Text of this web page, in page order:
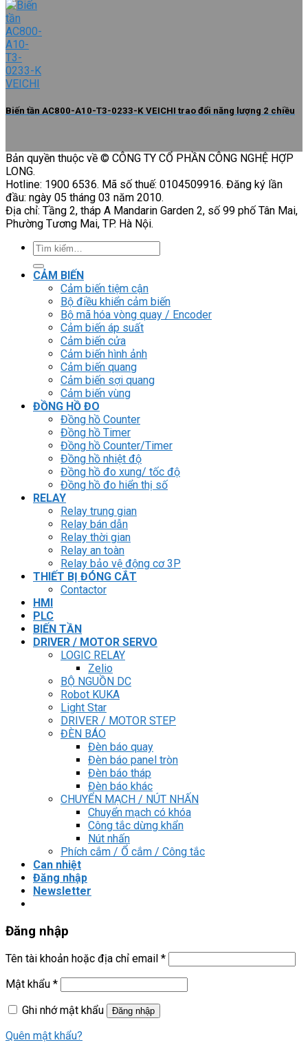
Biến tần AC800-A10-T3-0233-K VEICHI trao đổi năng lượng 2 chiều
Bản quyền thuộc về © CÔNG TY CỔ PHẦN CÔNG NGHỆ HỢP
LONG.
Hotline: 1900 6536. Mã số thuế: 0104509916. Đăng ký lần
đầu: ngày 05 tháng 03 năm 2010.
Địa chỉ: Tầng 2, tháp A Mandarin Garden 2, số 99 phố Tân Mai,
Phường Tương Mai, TP. Hà Nội.
Tìm
CẢM BIẾN
Cảm biến tiệm cận
Bộ điều khiển cảm biến
Bộ mã hóa vòng quay / Encoder
Cảm biến áp suất
Cảm biến cửa
Cảm biến hình ảnh
Cảm biến quang
Cảm biến sợi quang
Cảm biến vùng
ĐỒNG HỒ ĐO
Đồng hồ Counter
Đồng hồ Timer
Đồng hồ Counter/Timer
Đồng hồ nhiệt độ
Đồng hồ đo xung/ tốc độ
Đồng hồ đo hiển thị số
RELAY
Relay trung gian
Relay bán dẫn
Relay thời gian
Relay an toàn
Relay bảo vệ động cơ 3P
THIẾT BỊ ĐÓNG CẮT
Contactor
HMI
PLC
BIẾN TẦN
DRIVER / MOTOR SERVO
LOGIC RELAY
Zelio
BỘ NGUỒN DC
Robot KUKA
Light Star
DRIVER / MOTOR STEP
ĐÈN BÁO
Đèn báo quay
Đèn báo panel tròn
Đèn báo tháp
Đèn báo khác
CHUYỂN MẠCH / NÚT NHẤN
Chuyển mạch có khóa
Công tắc dừng khẩn
Nút nhấn
Phích cắm / Ổ cắm / Công tắc
Can nhiệt
Đăng nhập
Newsletter
Đăng nhập
Tên tài khoản hoặc địa chỉ email *
Mật khẩu *
Ghi nhớ mật khẩu
Đăng nhập
Quên mật khẩu?